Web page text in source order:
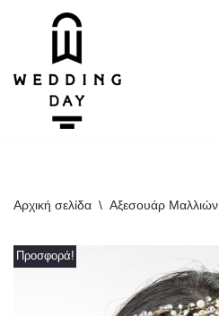
περιεχόμενο
Αρχική σελίδα \ Αξεσουάρ Μαλλιών
Προσφορά!